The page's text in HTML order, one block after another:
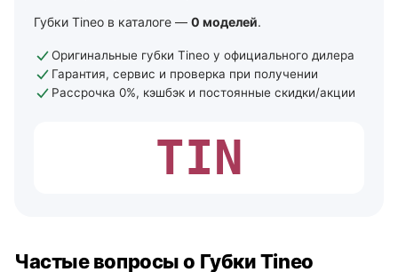
Губки Tineo в каталоге — 0 моделей.
Оригинальные губки Tineo у официального дилера
Гарантия, сервис и проверка при получении
Рассрочка 0%, кэшбэк и постоянные скидки/акции
TIN
Частые вопросы о Губки Tineo